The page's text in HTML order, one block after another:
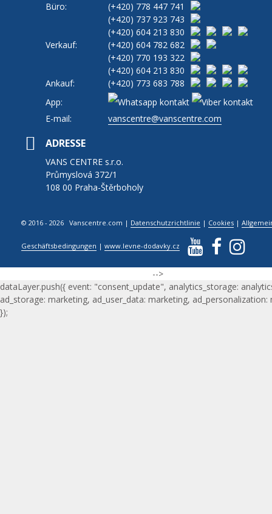
Büro: (+420) 778 447 741
(+420) 737 923 743
(+420) 604 213 830
Verkauf:
(+420) 604 782 682
(+420) 770 193 322
(+420) 604 213 830
Ankauf:
(+420) 773 683 788
App:
E-mail:
vanscentre@vanscentre.com
ADRESSE
VANS CENTRE s.r.o.
Průmyslová 372/1
108 00 Praha-Štěrboholy
© 2016 - 2026 Vanscentre.com | Datenschutzrichtlinie | Cookies |
Geschäftsbedingungen |www.levne-dodavky.cz
-->
dataLayer.push({ event: "consent_update", analytics_storage:
ad_storage: marketing, ad_user_data: marketing, ad_personalization:
});